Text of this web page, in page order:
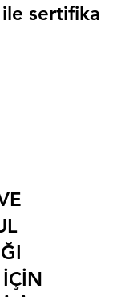
sertifika